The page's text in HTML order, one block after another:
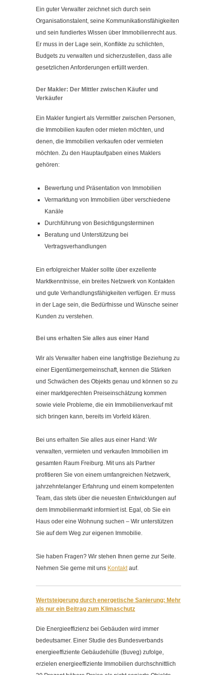
Ein guter Verwalter zeichnet sich durch sein
Organisationstalent, seine Kommunikationsfähigkeiten
und sein fundiertes Wissen über Immobilienrecht aus.
Er muss in der Lage sein, Konflikte zu schlichten,
Budgets zu verwalten und sicherzustellen, dass alle
gesetzlichen Anforderungen erfüllt werden.
Der Makler: Der Mittler zwischen Käufer und
Verkäufer
Ein Makler fungiert als Vermittler zwischen Personen,
die Immobilien kaufen oder mieten möchten, und
denen, die Immobilien verkaufen oder vermieten
möchten. Zu den Hauptaufgaben eines Maklers
gehören:
Bewertung und Präsentation von Immobilien
Vermarktung von Immobilien über verschiedene
Kanäle
Durchführung von Besichtigungsterminen
Beratung und Unterstützung bei
Vertragsverhandlungen
Ein erfolgreicher Makler sollte über exzellente
Marktkenntnisse, ein breites Netzwerk von Kontakten
und gute Verhandlungsfähigkeiten verfügen. Er muss
in der Lage sein, die Bedürfnisse und Wünsche seiner
Kunden zu verstehen.
Bei uns erhalten Sie alles aus einer Hand
Wir als Verwalter haben eine langfristige Beziehung zu
einer Eigentümergemeinschaft, kennen die Stärken
und Schwächen des Objekts genau und können so zu
einer marktgerechten Preiseinschätzung kommen
sowie viele Probleme, die ein Immobilienverkauf mit
sich bringen kann, bereits im Vorfeld klären.
Bei uns erhalten Sie alles aus einer Hand: Wir
verwalten, vermieten und verkaufen Immobilien im
gesamten Raum Freiburg. Mit uns als Partner
profitieren Sie von einem umfangreichen Netzwerk,
jahrzehntelanger Erfahrung und einem kompetenten
Team, das stets über die neuesten Entwicklungen auf
dem Immobilienmarkt informiert ist. Egal, ob Sie ein
Haus oder eine Wohnung suchen – Wir unterstützen
Sie auf dem Weg zur eigenen Immobilie.
Sie haben Fragen? Wir stehen Ihnen gerne zur Seite.
Nehmen Sie gerne mit uns Kontaktauf.
Wertsteigerung durch energetische Sanierung: Mehr
als nur ein Beitrag zum Klimaschutz
Die Energieeffizienz bei Gebäuden wird immer
bedeutsamer. Einer Studie des Bundesverbands
energieeffiziente Gebäudehülle (Buveg) zufolge,
erzielen energieeffiziente Immobilien durchschnittlich